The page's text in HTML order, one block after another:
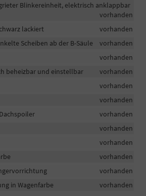
Blinkereinheit, elektrisch anklappbar
vorhanden
lackiert
vorhanden
Scheiben ab der B-Säule
vorhanden
vorhanden
beheizbar und einstellbar
vorhanden
vorhanden
vorhanden
vorhanden
vorhanden
vorhanden
vorhanden
vorhanden
in Wagenfarbe
vorhanden